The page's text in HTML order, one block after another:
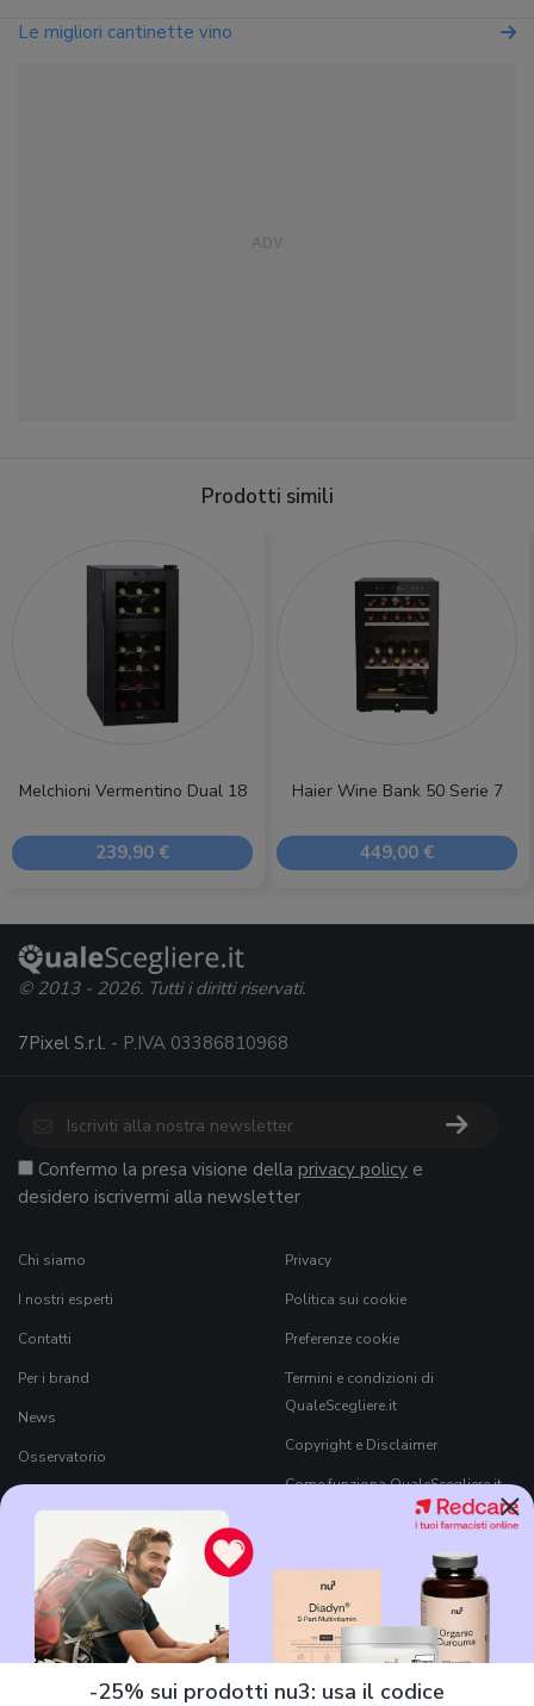
Le migliori cantinette vino
Prodotti simili
Melchioni Vermentino Dual 18
239,90 €
Haier Wine Bank 50 Serie 7
449,00 €
×
-25% sui prodotti nu3: usa il codice
© 2013 - 2026. Tutti i diritti riservati.
7Pixel S.r.l. - P.IVA 03386810968
Confermo la presa visione della privacy policy e
desidero iscrivermi alla newsletter
Chi siamo
I nostri esperti
Contatti
Per i brand
News
Osservatorio
Black Friday 2026
Privacy
Politica sui cookie
Preferenze cookie
Termini e condizioni di
QualeScegliere.it
Copyright e Disclaimer
Come funziona QualeScegliere.it